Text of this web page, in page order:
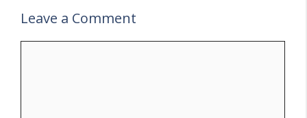
Leave a Comment